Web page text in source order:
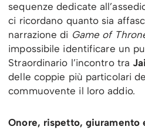
sequenze dedicate
ci ricordano quanto sia
narrazione di Game of
impossibile identificare un
Straordinario l’incontro tra
delle coppie più particolari
commuovente il loro addio.
Onore, rispetto, giuramento